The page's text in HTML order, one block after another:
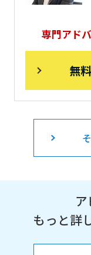
専門アド
無
もっと詳